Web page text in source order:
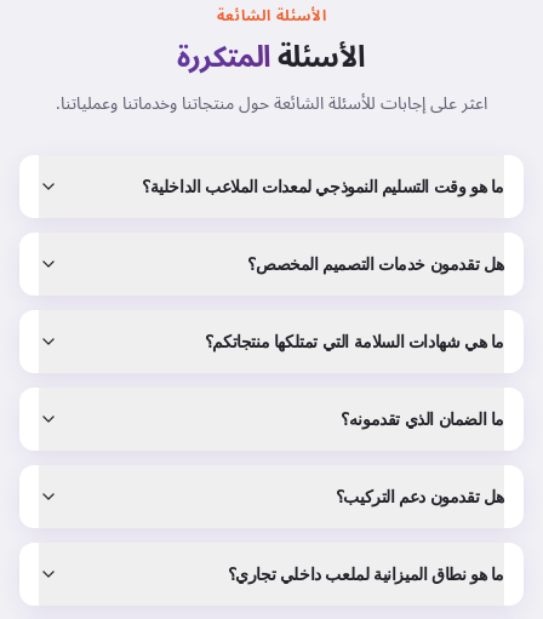
الأسئلة الشائعة
الأسئلةالمتكررة
اعثر على إجابات للأسئلة الشائعة حول منتجاتنا وخدماتنا وعملياتنا.
ما هو وقت التسليم النموذجي لمعدات الملاعب الداخلية؟
هل تقدمون خدمات التصميم المخصص؟
ما هي شهادات السلامة التي تمتلكها منتجاتكم؟
ما الضمان الذي تقدمونه؟
هل تقدمون دعم التركيب؟
ما هو نطاق الميزانية لملعب داخلي تجاري؟